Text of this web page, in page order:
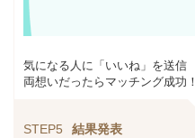
気になる人に「いいね」を送信
両想いだったらマッチング成功！
STEP5 結果発表